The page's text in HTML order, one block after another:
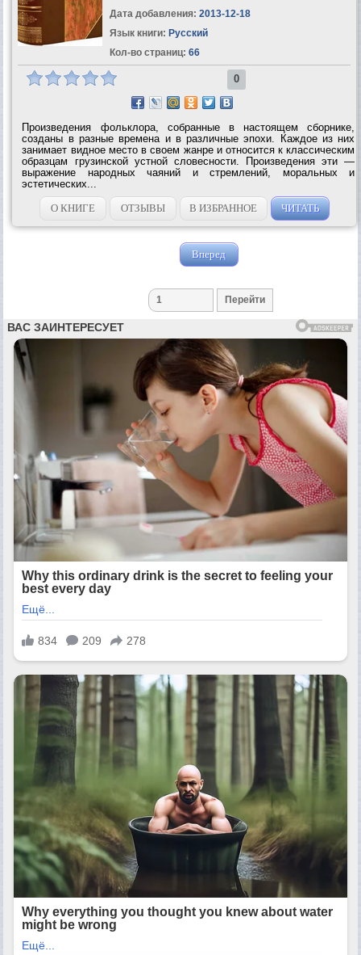
Дата добавления: 2013-12-18
Язык книги: Русский
Кол-во страниц: 66
0
Произведения фольклора, собранные в настоящем сборнике,
созданы в разные времена и в различные эпохи. Каждое из них
занимает видное место в своем жанре и относится к классическим
образцам грузинской устной словесности. Произведения эти —
выражение народных чаяний и стремлений, моральных и
эстетических...
О КНИГЕ
ОТЗЫВЫ В ИЗБРАННОЕ ЧИТАТЬ
Вперед